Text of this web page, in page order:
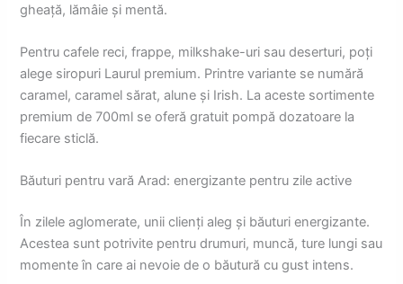
gheață, lămâie și mentă.
Pentru cafele reci, frappe, milkshake-uri sau deserturi, poți
alege siropuri Laurul premium. Printre variante se numără
caramel, caramel sărat, alune și Irish. La aceste sortimente
premium de 700ml se oferă gratuit pompă dozatoare la
fiecare sticlă.
Băuturi pentru vară Arad: energizante pentru zile active
În zilele aglomerate, unii clienți aleg și băuturi energizante.
Acestea sunt potrivite pentru drumuri, muncă, ture lungi sau
momente în care ai nevoie de o băutură cu gust intens.